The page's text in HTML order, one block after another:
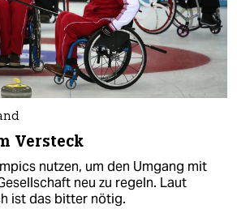
Versteck
nutzen, um den Umgang mit
neu zu regeln. Laut
ist das bitter nötig.